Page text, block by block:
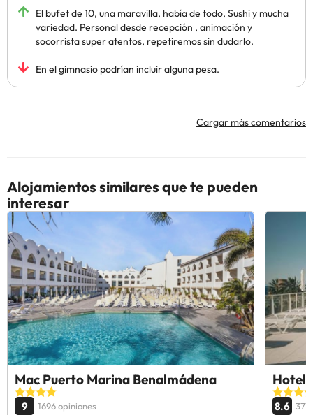
El bufet de 10, una maravilla, había de todo, Sushi y mucha
variedad. Personal desde recepción , animación y
socorrista super atentos, repetiremos sin dudarlo.
En el gimnasio podrían incluir alguna pesa.
Cargar más comentarios
Alojamientos similares que te pueden
interesar
Mac Puerto Marina Benalmádena
9 1696 opiniones
Hotel
8.6 371